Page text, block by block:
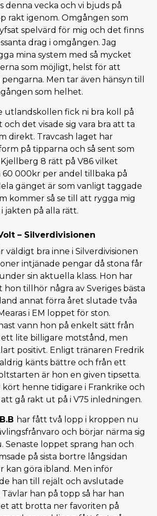
denna vecka och vi bjuds på
rakt igenom. Omgången som
spelvärd för mig och det finns
drag i omgången. Jag
mina system med så mycket
som möjligt, helst för att
Men tar även hänsyn till
som helhet.
utlandskollen fick ni bra koll på
och det visade sig vara bra att ta
direkt. Travcash laget har
på tipparna och så sent som
8 rätt på V86 vilket
60 000kr per andel tillbaka på
gänget är som vanligt taggade
kommer så se till att rygga mig
jakten på alla rätt.
– Silverdivisionen
väldigt bra inne i Silverdivisionen
intjänade pengar då stona får
sin aktuella klass. Hon har
hon tillhör några av Sveriges bästa
annat förra året slutade tvåa
i EM loppet för ston.
vann hon på enkelt sätt från
lite billigare motstånd, men
positivt. Enligt tränaren Fredrik
känts bättre och från ett
är hon en given tipsetta.
kört henne tidigare i Frankrike och
gå rakt ut på i V75 inledningen.
har fått två lopp i kroppen nu
och börjar närma sig
Senaste loppet sprang han och
på sista bortre långsidan
kan göra ibland. Men inför
han till rejält och avslutade
han på topp så har han
att brotta ner favoriten på